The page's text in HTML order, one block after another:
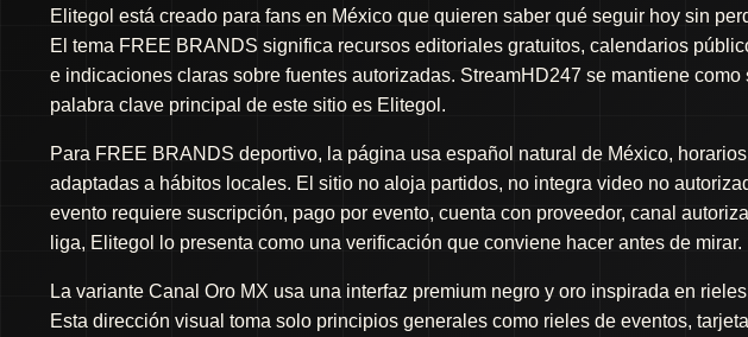
Elitegol está creado para fans en México que quieren saber qué seguir hoy sin
El tema FREE BRANDS significa recursos editoriales gratuitos, calendarios
e indicaciones claras sobre fuentes autorizadas. StreamHD247 se mantiene
palabra clave principal de este sitio es Elitegol.
Para FREE BRANDS deportivo, la página usa español natural de México,
adaptadas a hábitos locales. El sitio no aloja partidos, no integra video no
evento requiere suscripción, pago por evento, cuenta con proveedor, canal
liga, Elitegol lo presenta como una verificación que conviene hacer antes de mirar.
La variante Canal Oro MX usa una interfaz premium negro y oro inspirada en
Esta dirección visual toma solo principios generales como rieles de eventos,